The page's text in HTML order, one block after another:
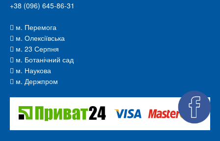
+38 (096) 645-86-31
м. Перемога
м. Олексіївська
м. 23 Серпня
м. Ботанічний сад
м. Наукова
м. Держпром